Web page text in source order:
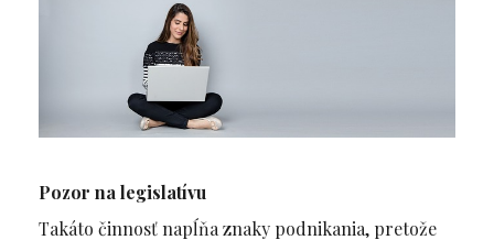
Pozor na legislatívu
Takáto činnosť napĺňa znaky podnikania, pretože